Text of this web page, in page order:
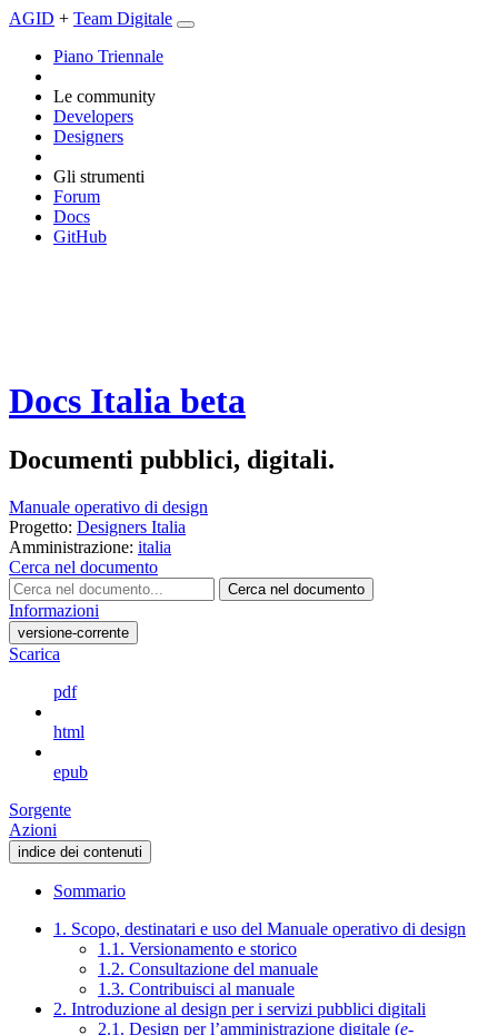
AGID + Team Digitale
Piano Triennale
Le community
Developers
Designers
Gli strumenti
Forum
Docs
GitHub
Docs Italia beta
Documenti pubblici, digitali.
Manuale operativo di design
Progetto: Designers Italia
Amministrazione: italia
Cerca nel documento
Cerca nel documento
Informazioni
versione-corrente
Scarica
pdf
html
epub
Sorgente
Azioni
indice dei contenuti
Sommario
1. Scopo, destinatari e uso del Manuale operativo di design
1.1. Versionamento e storico
1.2. Consultazione del manuale
1.3. Contribuisci al manuale
2. Introduzione al design per i servizi pubblici digitali
2.1. Design per l’amministrazione digitale (e-